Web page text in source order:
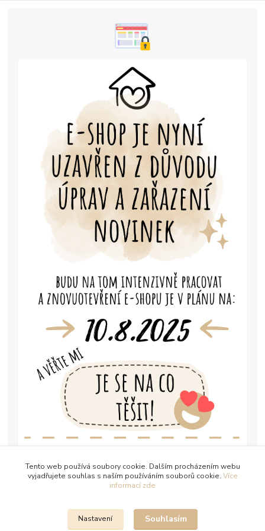
Tento web používá soubory cookie. Dalším procházením webu
vyjadřujete souhlas s naším používáním souborů cookie. Více
informací zde
Nastavení Souhlasím